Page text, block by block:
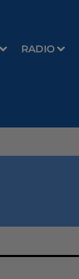
RADIO